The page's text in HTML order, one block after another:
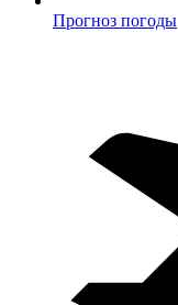
Прогноз погоды